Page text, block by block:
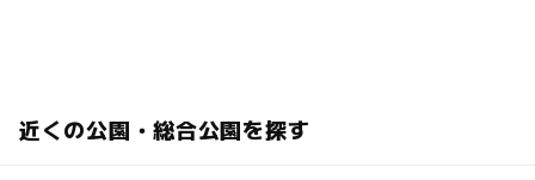
近くの公園・総合公園を探す